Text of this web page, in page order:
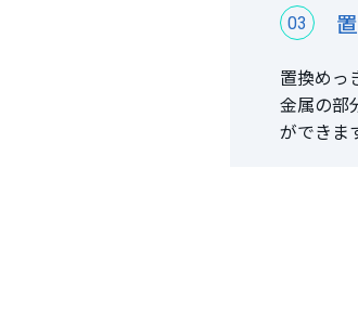
03
置換めっ
金属の部
ができま